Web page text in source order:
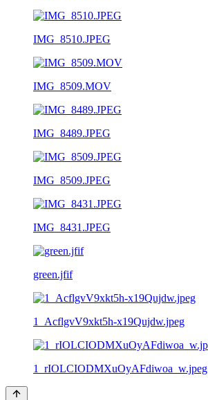
IMG_8510.JPEG
IMG_8509.MOV
IMG_8489.JPEG
IMG_8509.JPEG
IMG_8431.JPEG
green.jfif
1_AcflgvV9xkt5h-x19Qujdw.jpeg
1_rIOLCIODMXuOyAFdiwoa_w.jpeg